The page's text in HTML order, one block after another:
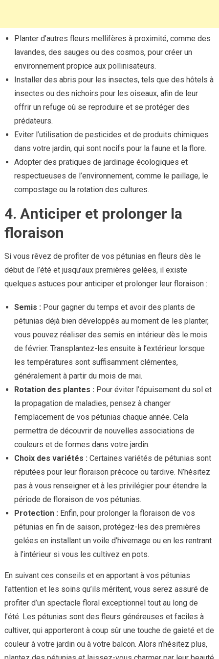
Planter d’autres fleurs mellifères à proximité, comme des
lavandes, des sauges ou des cosmos, pour créer un
environnement propice aux pollinisateurs.
Installer des abris pour les insectes, tels que des hôtels à
insectes ou des nichoirs pour les oiseaux, afin de leur
offrir un refuge où se reproduire et se protéger des
prédateurs.
Eviter l’utilisation de pesticides et de produits chimiques
dans votre jardin, qui sont nocifs pour la faune et la flore.
Adopter des pratiques de jardinage écologiques et
respectueuses de l’environnement, comme le paillage, le
compostage ou la rotation des cultures.
4. Anticiper et prolonger la
floraison
Si vous rêvez de profiter de vos pétunias en fleurs dès le
début de l’été et jusqu’aux premières gelées, il existe
quelques astuces pour anticiper et prolonger leur floraison :
Semis : Pour gagner du temps et avoir des plants de
pétunias déjà bien développés au moment de les planter,
vous pouvez réaliser des semis en intérieur dès le mois
de février. Transplantez-les ensuite à l’extérieur lorsque
les températures sont suffisamment clémentes,
généralement à partir du mois de mai.
Rotation des plantes : Pour éviter l’épuisement du sol et
la propagation de maladies, pensez à changer
l’emplacement de vos pétunias chaque année. Cela
permettra de découvrir de nouvelles associations de
couleurs et de formes dans votre jardin.
Choix des variétés : Certaines variétés de pétunias sont
réputées pour leur floraison précoce ou tardive. N’hésitez
pas à vous renseigner et à les privilégier pour étendre la
période de floraison de vos pétunias.
Protection : Enfin, pour prolonger la floraison de vos
pétunias en fin de saison, protégez-les des premières
gelées en installant un voile d’hivernage ou en les rentrant
à l’intérieur si vous les cultivez en pots.
En suivant ces conseils et en apportant à vos pétunias
l’attention et les soins qu’ils méritent, vous serez assuré de
profiter d’un spectacle floral exceptionnel tout au long de
l’été. Les pétunias sont des fleurs généreuses et faciles à
cultiver, qui apporteront à coup sûr une touche de gaieté et de
couleur à votre jardin ou à votre balcon. Alors n’hésitez plus,